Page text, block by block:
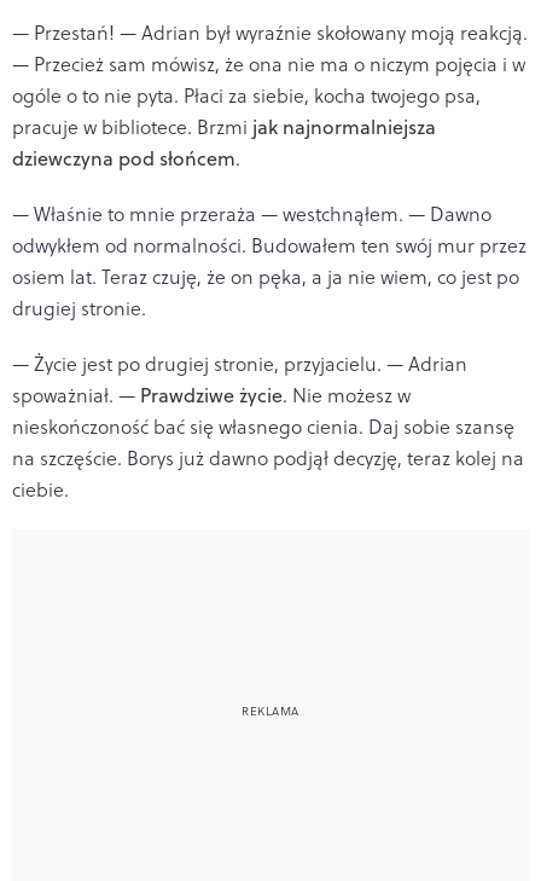
— Przestań! — Adrian był wyraźnie skołowany moją reakcją.
— Przecież sam mówisz, że ona nie ma o niczym pojęcia i w
ogóle o to nie pyta. Płaci za siebie, kocha twojego psa,
pracuje w bibliotece. Brzmi jak najnormalniejsza
dziewczyna pod słońcem.
— Właśnie to mnie przeraża — westchnąłem. — Dawno
odwykłem od normalności. Budowałem ten swój mur przez
osiem lat. Teraz czuję, że on pęka, a ja nie wiem, co jest po
drugiej stronie.
— Życie jest po drugiej stronie, przyjacielu. — Adrian
spoważniał. — Prawdziwe życie. Nie możesz w
nieskończoność bać się własnego cienia. Daj sobie szansę
na szczęście. Borys już dawno podjął decyzję, teraz kolej na
ciebie.